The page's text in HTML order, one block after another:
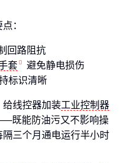
：
回路阻抗
套
避免静电损伤
标识清晰
给线控器加装工业控制器
既能防油污又不影响操
三个月通电运行半小时